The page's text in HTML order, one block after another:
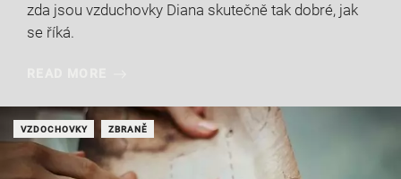
zda jsou vzduchovky Diana skutečně tak dobré, jak
se říká.
VZDOCHOVKY ZBRANĚ